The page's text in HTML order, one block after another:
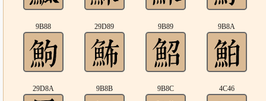
9B88 29D89 9B89 9B8A
29D8A 9B8B 9B8C 4C46